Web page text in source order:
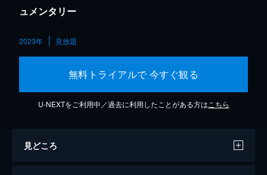
ュメンタリー
2023年 見放題
無料トライアルで 今すぐ観る
U-NEXTをご利用中／過去に利用したことがある方は こちら
見どころ